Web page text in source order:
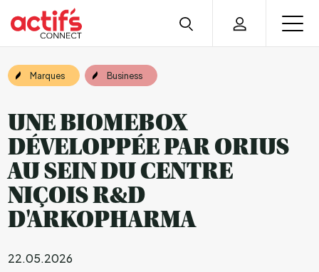
Marques Business
UNE BIOMEBOX
DÉVELOPPÉE PAR ORIUS
AU SEIN DU CENTRE
NIÇOIS R&D
D'ARKOPHARMA
22.05.2026